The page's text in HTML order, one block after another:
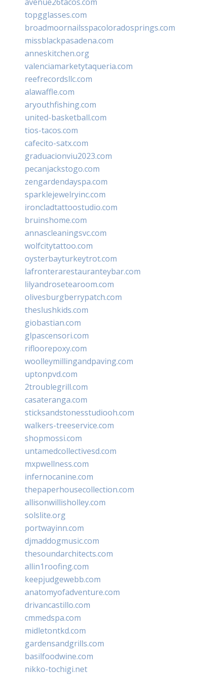
topgglasses.com
broadmoornailsspacoloradosprings.com
missblackpasadena.com
anneskitchen.org
valenciamarketytaqueria.com
reefrecordsllc.com
alawaffle.com
aryouthfishing.com
united-basketball.com
tios-tacos.com
cafecito-satx.com
graduacionviu2023.com
pecanjackstogo.com
zengardendayspa.com
sparklejewelryinc.com
ironcladtattoostudio.com
bruinshome.com
annascleaningsvc.com
wolfcitytattoo.com
oysterbayturkeytrot.com
lafronterarestauranteybar.com
lilyandrosetearoom.com
olivesburgberrypatch.com
theslushkids.com
giobastian.com
glpascensori.com
rifloorepoxy.com
woolleymillingandpaving.com
uptonpvd.com
2troublegrill.com
casateranga.com
sticksandstonesstudiooh.com
walkers-treeservice.com
shopmossi.com
untamedcollectivesd.com
mxpwellness.com
infernocanine.com
thepaperhousecollection.com
allisonwillisholley.com
solslite.org
portwayinn.com
djmaddogmusic.com
thesoundarchitects.com
allin1roofing.com
keepjudgewebb.com
anatomyofadventure.com
drivancastillo.com
cmmedspa.com
midletontkd.com
gardensandgrills.com
basilfoodwine.com
nikko-tochigi.net